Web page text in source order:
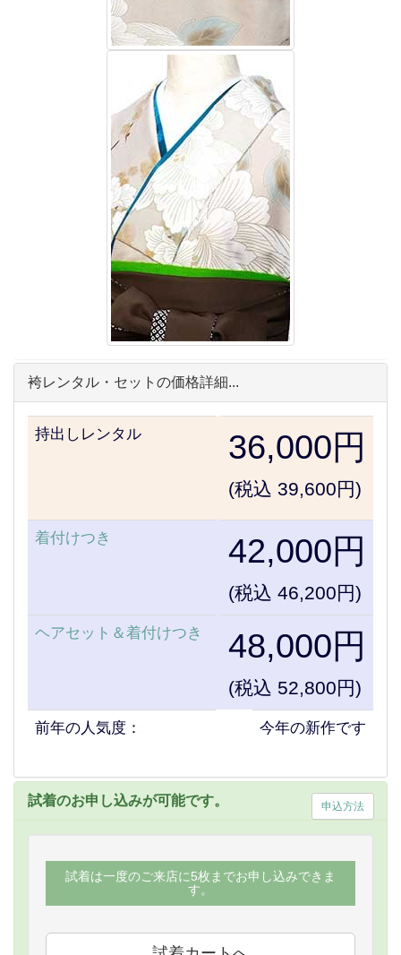
袴レンタル・セットの価格詳細...
持出しレンタル 36,000円
(税込 39,600円)
着付けつき 42,000円
(税込 46,200円)
ヘアセット＆着付けつき 48,000円
(税込 52,800円)
前年の人気度： 今年の新作です
申込方法
試着のお申し込みが可能です。
試着は一度のご来店に5枚までお申し込みできま
す。